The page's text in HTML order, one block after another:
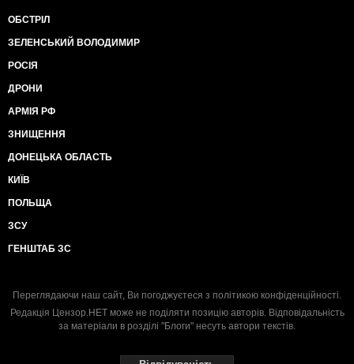
ОБСТРІЛ
ЗЕЛЕНСЬКИЙ ВОЛОДИМИР
РОСІЯ
ДРОНИ
АРМІЯ РФ
ЗНИЩЕННЯ
ДОНЕЦЬКА ОБЛАСТЬ
КИЇВ
ПОЛЬЩА
ЗСУ
ГЕНШТАБ ЗС
Переглядаючи наш сайт, Ви погоджуєтеся з політикою конфіденційності.
Редакція Цензор.НЕТ може не поділяти позицію авторів. Відповідальність
за матеріали в розділі "Блоги" несуть автори текстів.